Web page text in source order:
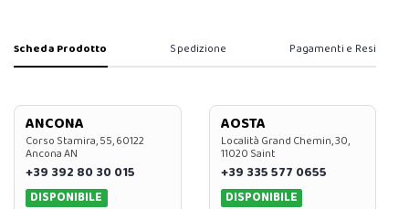
Scheda Prodotto Spedizione Pagamenti e Resi
ANCONA
Corso Stamira, 55, 60122
Ancona AN
+39 392 80 30 015
DISPONIBILE
AOSTA
Località Grand Chemin, 30,
11020 Saint
+39 335 577 0655
DISPONIBILE